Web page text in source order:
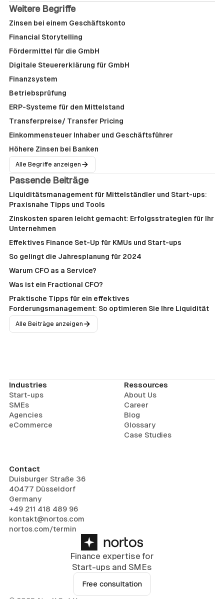
Weitere Begriffe
Zinsen bei einem Geschäftskonto
Financial Storytelling
Fördermittel für die GmbH
Digitale Steuererklärung für GmbH
Finanzsystem
Betriebsprüfung
ERP-Systeme für den Mittelstand
Transferpreise/ Transfer Pricing
Einkommensteuer Inhaber und Geschäftsführer
Höhere Zinsen bei Banken
Alle Begriffe anzeigen
Passende Beiträge
Liquiditätsmanagement für Mittelständler und Start-ups:
Praxisnahe Tipps und Tools
Zinskosten sparen leicht gemacht: Erfolgsstrategien für Ihr
Unternehmen
Effektives Finance Set-Up für KMUs und Start-ups
So gelingt die Jahresplanung für 2024
Warum CFO as a Service?
Was ist ein Fractional CFO?
Praktische Tipps für ein effektives
Forderungsmanagement: So optimieren Sie Ihre Liquidität
Alle Beiträge anzeigen
Finance expertise for
Start-ups and SMEs
Free consultation
Industries
Start-ups
SMEs
Agencies
eCommerce
Ressources
About Us
Career
Blog
Glossary
Case Studies
Contact
Duisburger Straße 36
40477 Düsseldorf
Germany
+49 211 418 489 96
kontakt@nortos.com
nortos.com/termin